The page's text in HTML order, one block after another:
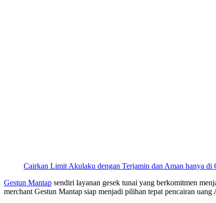
Cairkan Limit Akulaku dengan Terjamin dan Aman hanya di
Gestun Mantap sendiri layanan gesek tunai yang berkomitmen
merchant Gestun Mantap siap menjadi pilihan tepat pencairan